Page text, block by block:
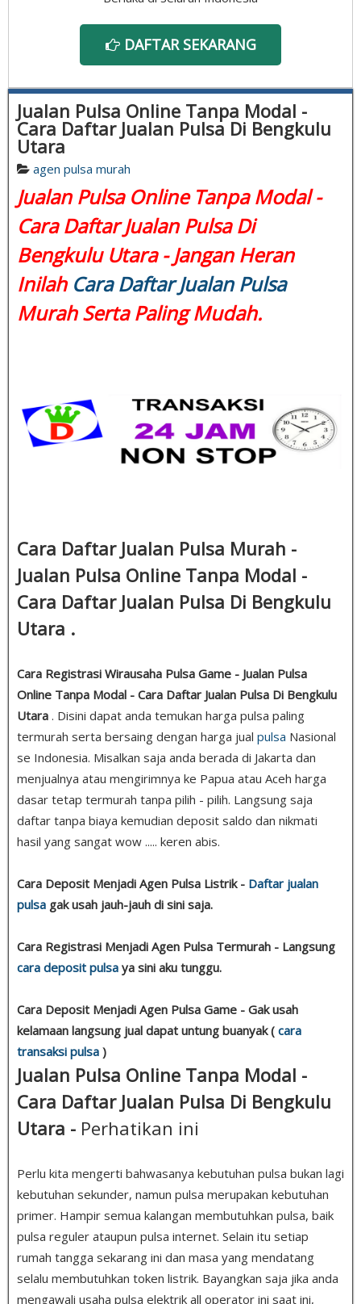
DAFTAR SEKARANG
Jualan Pulsa Online Tanpa Modal -
Cara Daftar Jualan Pulsa Di Bengkulu
Utara
agen pulsa murah
Jualan Pulsa Online Tanpa Modal -
Cara Daftar Jualan Pulsa Di
Bengkulu Utara - Jangan Heran
Inilah Cara Daftar Jualan Pulsa
Murah Serta Paling Mudah.
Cara Daftar Jualan Pulsa Murah -
Jualan Pulsa Online Tanpa Modal -
Cara Daftar Jualan Pulsa Di Bengkulu
Utara .
Cara Registrasi Wirausaha Pulsa Game - Jualan Pulsa
Online Tanpa Modal - Cara Daftar Jualan Pulsa Di Bengkulu
Utara . Disini dapat anda temukan harga pulsa paling
termurah serta bersaing dengan harga jual pulsa Nasional
se Indonesia. Misalkan saja anda berada di Jakarta dan
menjualnya atau mengirimnya ke Papua atau Aceh harga
dasar tetap termurah tanpa pilih - pilih. Langsung saja
daftar tanpa biaya kemudian deposit saldo dan nikmati
hasil yang sangat wow ..... keren abis.
Cara Deposit Menjadi Agen Pulsa Listrik - Daftar jualan
pulsa gak usah jauh-jauh di sini saja.
Cara Registrasi Menjadi Agen Pulsa Termurah - Langsung
cara deposit pulsa ya sini aku tunggu.
Cara Deposit Menjadi Agen Pulsa Game - Gak usah
kelamaan langsung jual dapat untung buanyak ( cara
transaksi pulsa )
Jualan Pulsa Online Tanpa Modal -
Cara Daftar Jualan Pulsa Di Bengkulu
Utara - Perhatikan ini
Perlu kita mengerti bahwasanya kebutuhan pulsa bukan lagi
kebutuhan sekunder, namun pulsa merupakan kebutuhan
primer. Hampir semua kalangan membutuhkan pulsa, baik
pulsa reguler ataupun pulsa internet. Selain itu setiap
rumah tangga sekarang ini dan masa yang mendatang
selalu membutuhkan token listrik. Bayangkan saja jika anda
mengawali usaha pulsa elektrik all operator ini saat ini,